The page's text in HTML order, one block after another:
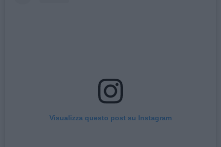
Visualizza questo post su Instagram